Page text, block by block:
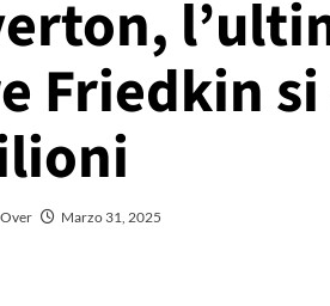
Friedkin
Marzo 31, 2025